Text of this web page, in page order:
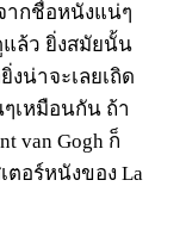
ากชื่อหนังแน่ๆ
ล้ว ยิ่งสมัยนั้น
งน่าจะเลยเถิด
เหมือนกัน ถ้า
van Gogh ก็
อร์หนังของ La